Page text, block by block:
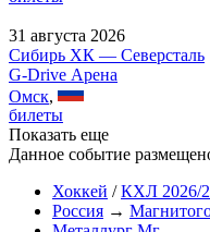
31 августа 2026
Сибирь ХК — Северсталь
G-Drive Арена
Омск,
билеты
Показать еще
Данное событие
Хоккей /КХЛ 2026/
Россия →